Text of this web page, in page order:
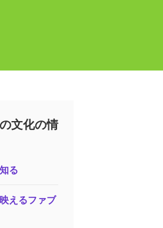
文化の情
る
えるファブ